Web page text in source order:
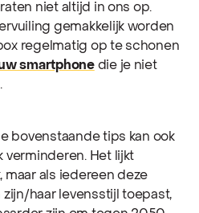
niet altijd in ons op.
gemakkelijk worden
regelmatig op te schonen
smartphonedie je niet
bovenstaande tips kan ook
verminderen. Het lijkt
als iedereen deze
haar levensstijl toepast,